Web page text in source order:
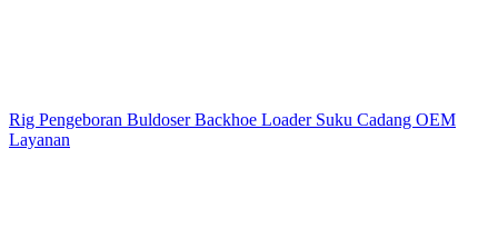
Rig Pengeboran BuldoserBackhoe Loader Suku Cadang OEM
Layanan